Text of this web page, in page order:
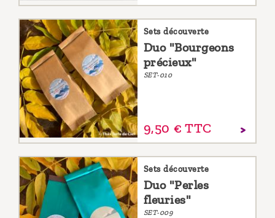
Sets découverte
Duo "Bourgeons
précieux"
SET-010
9,50 € TTC
Sets découverte
Duo "Perles
fleuries"
SET-009